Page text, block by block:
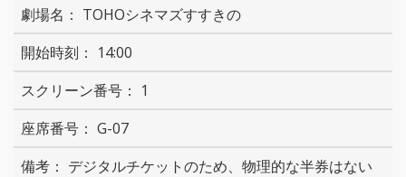
TOHOシネマズすすきの
14:00
1
G-07
デジタルチケットのため、物理的な半券はない